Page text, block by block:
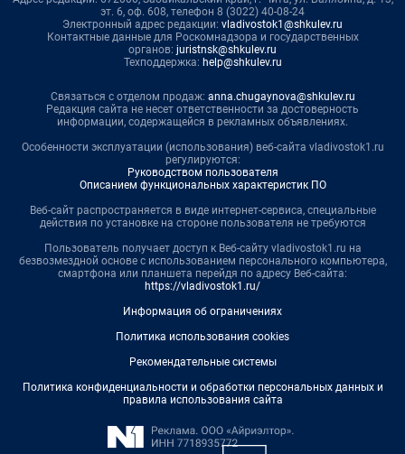
эт. 6, оф. 608, телефон 8 (3022) 40-08-24
Электронный адрес редакции: vladivostok1@shkulev.ru
Контактные данные для Роскомнадзора и государственных
органов: juristnsk@shkulev.ru
Техподдержка: help@shkulev.ru
Связаться с отделом продаж: anna.chugaynova@shkulev.ru
Редакция сайта не несет ответственности за достоверность
информации, содержащейся в рекламных объявлениях.
Особенности эксплуатации (использования) веб-сайта vladivostok1.ru
регулируются:
Руководством пользователя
Описанием функциональных характеристик ПО
Веб-сайт распространяется в виде интернет-сервиса, специальные
действия по установке на стороне пользователя не требуются
Пользователь получает доступ к Веб-сайту vladivostok1.ru на
безвозмездной основе с использованием персонального компьютера,
смартфона или планшета перейдя по адресу Веб-сайта:
https://vladivostok1.ru/
Информация об ограничениях
Политика использования cookies
Рекомендательные системы
Политика конфиденциальности и обработки персональных данных и
правила использования сайта